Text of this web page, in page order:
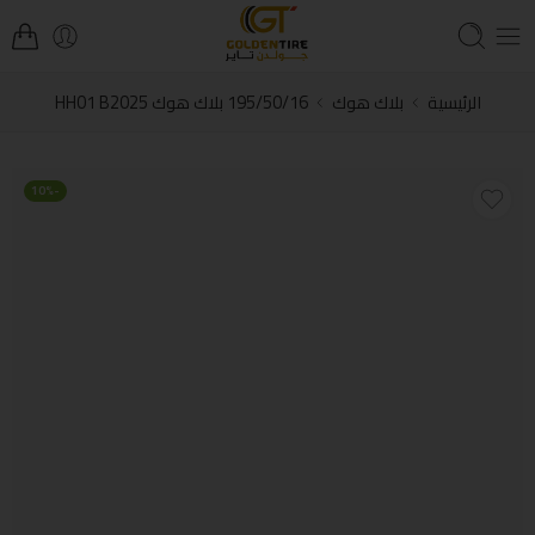
الرئيسية بلاك هوك 195/50/16 بلاك هوك HH01 B2025
-10%